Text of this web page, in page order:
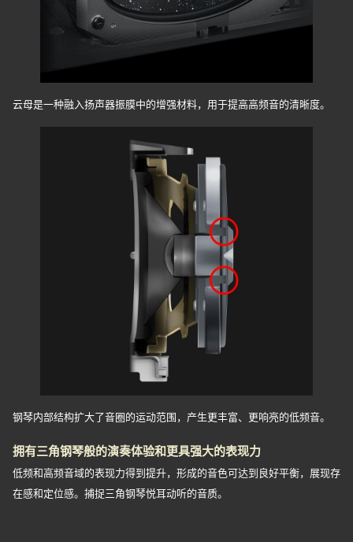
云母是一种融入扬声器振膜中的增强材料，用于提高高频音的清晰度。
钢琴内部结构扩大了音圈的运动范围，产生更丰富、更响亮的低频音。
拥有三角钢琴般的演奏体验和更具强大的表现力
低频和高频音域的表现力得到提升，形成的音色可达到良好平衡，展现存
在感和定位感。捕捉三角钢琴悦耳动听的音质。